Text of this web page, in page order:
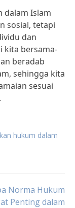
dalam Islam
sosial, tetapi
dan
kita bersama-
beradab
sehingga kita
sesuai
hukum dalam
Norma Hukum
Penting dalam